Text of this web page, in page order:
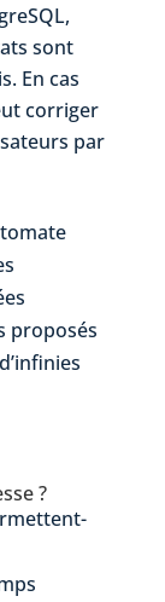
sont
En cas
corriger
par
proposés
?